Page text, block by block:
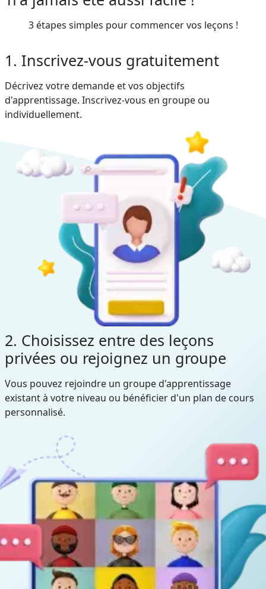
3 étapes simples pour commencer vos leçons !
1. Inscrivez-vous gratuitement
Décrivez votre demande et vos objectifs
d'apprentissage. Inscrivez-vous en groupe ou
individuellement.
2. Choisissez entre des leçons
privées ou rejoignez un groupe
Vous pouvez rejoindre un groupe d'apprentissage
existant à votre niveau ou bénéficier d'un plan de cours
personnalisé.